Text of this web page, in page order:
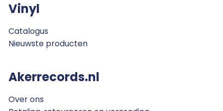
Vinyl
Catalogus
Nieuwste producten
Akerrecords.nl
Over ons